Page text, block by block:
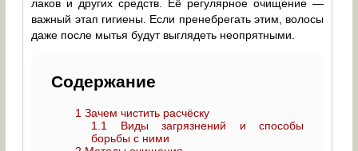
лаков и других средств. Её регулярное очищение —
важный этап гигиены. Если пренебрегать этим, волосы
даже после мытья будут выглядеть неопрятными.
Содержание
1 Зачем чистить расчёску
1.1
Виды загрязнений и способы
борьбы с ними